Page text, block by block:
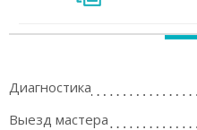
Диагностика
Выезд мастера